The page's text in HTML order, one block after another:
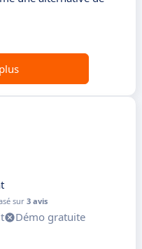
sur 3 avis
Démo gratuite